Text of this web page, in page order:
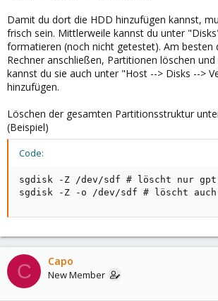
Damit du dort die HDD hinzufügen kannst,
frisch sein. Mittlerweile kannst du unter
formatieren (noch nicht getestet). Am besten
Rechner anschließen, Partitionen löschen
kannst du sie auch unter "Host --> Disks -->
hinzufügen.
Löschen der gesamten Partitionsstruktur
(Beispiel)
Code:
sgdisk -Z /dev/sdf # löscht nur gpt
sgdisk -Z -o /dev/sdf # löscht
C Capo
New Member